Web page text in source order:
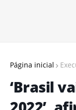
Página inicial
‘Brasil